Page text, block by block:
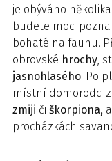
je obýváno několika
budete moci
bohaté na faunu.
obrovské hrochy,
jasnohlasého. Po
místní domorodci
zmiji či škorpiona,
procházkách